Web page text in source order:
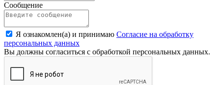
Сообщение
Я ознакомлен(а) и принимаю Согласие на обработку
персональных данных
Вы должны согласиться с обработкой персональных данных.